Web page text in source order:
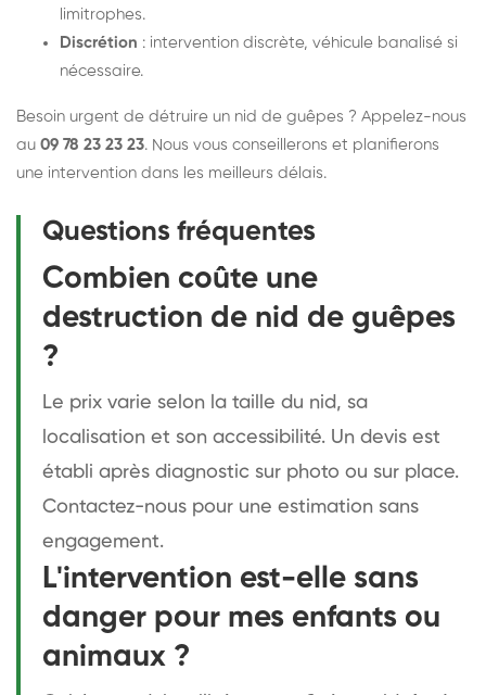
limitrophes.
Discrétion : intervention discrète, véhicule banalisé si
nécessaire.
Besoin urgent de détruire un nid de guêpes ? Appelez-nous
au 09 78 23 23 23. Nous vous conseillerons et planifierons
une intervention dans les meilleurs délais.
Questions fréquentes
Combien coûte une
destruction de nid de guêpes
?
Le prix varie selon la taille du nid, sa
localisation et son accessibilité. Un devis est
établi après diagnostic sur photo ou sur place.
Contactez-nous pour une estimation sans
engagement.
L'intervention est-elle sans
danger pour mes enfants ou
animaux ?